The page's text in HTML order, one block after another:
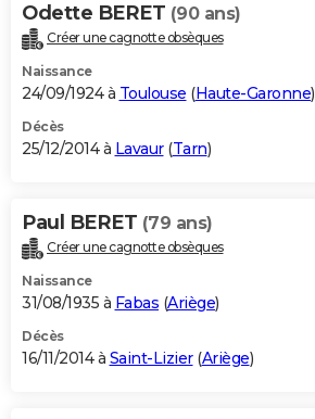
Odette BERET (90 ans)
Créer une cagnotte obsèques
Naissance
24/09/1924 à Toulouse (Haute-Garonne)
Décès
25/12/2014 à Lavaur(Tarn)
Paul BERET (79 ans)
Créer une cagnotte obsèques
Naissance
31/08/1935 à Fabas (Ariège)
Décès
16/11/2014 à Saint-Lizier(Ariège)